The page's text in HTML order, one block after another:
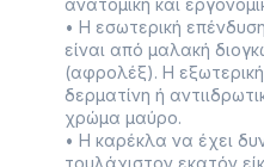
ανατομική και
• Η εσωτερική
είναι από μαλακή
(αφρολέξ). Η
δερματίνη ή
χρώμα μαύρο.
• Η καρέκλα να έχει